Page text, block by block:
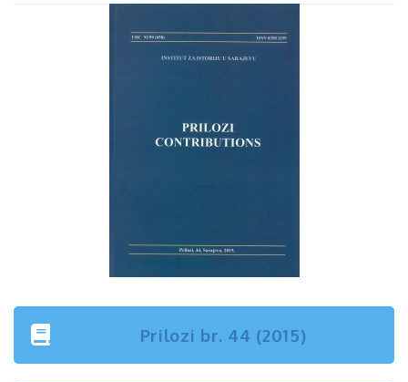
Prilozi br. 44 (2015)